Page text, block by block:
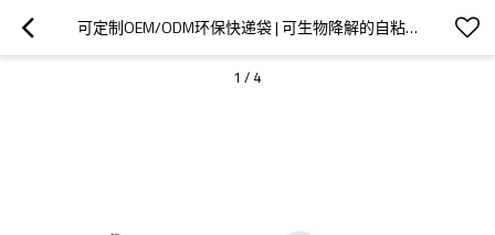
可定制OEM/ODM环保快递袋 | 可生物降解的自粘印刷邮寄解决方案 | 批发环保型运输用品
1 / 4